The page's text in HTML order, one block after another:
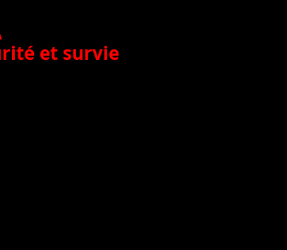
et survie